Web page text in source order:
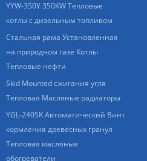
YYW-350Y 350KW Тепловые
котлы с дизельным топливом
Стальная рама Установленная
на природном газе Котлы
Тепловые нефти
Skid Mounted сжигания угля
Тепловая Масляные радиаторы
YGL-240SK Автоматический Винт
кормления древесных гранул
Тепловая масляные
обогреватели